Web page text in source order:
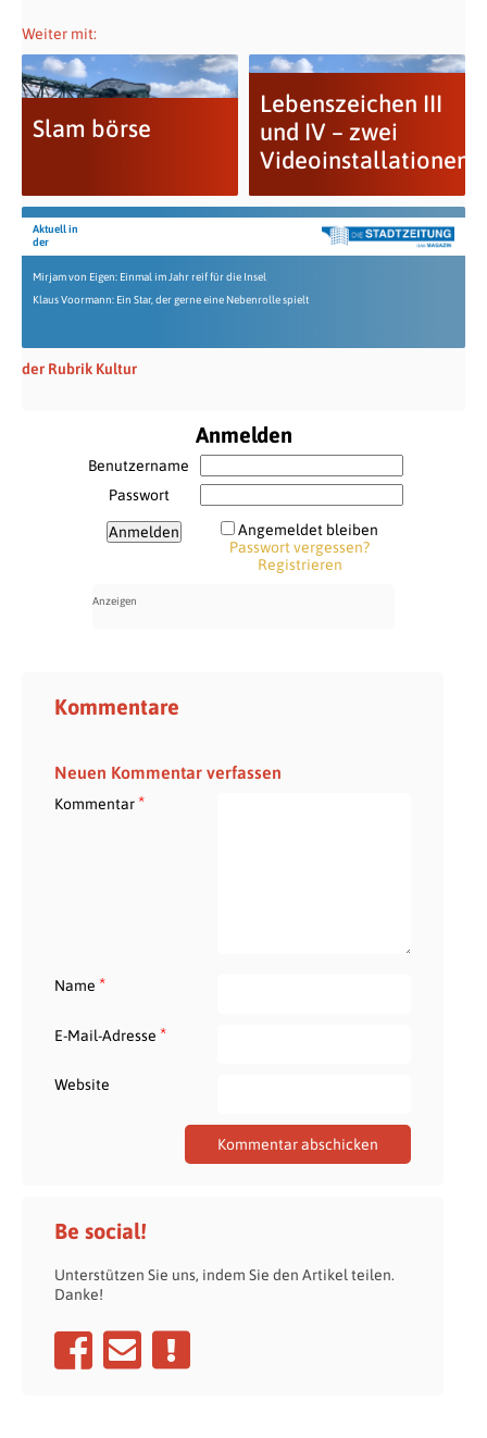
Weiter mit:
Slam börse
Lebenszeichen III
und IV – zwei
Videoinstallationen
Aktuell in
der
Mirjam von Eigen: Einmal im Jahr reif für die Insel
Klaus Voormann: Ein Star, der gerne eine Nebenrolle spielt
der Rubrik Kultur
Anmelden
Benutzername
Passwort
Angemeldet bleiben
Passwort vergessen?
Registrieren
Kommentare
Neuen Kommentar verfassen
Kommentar*
Name *
E-Mail-Adresse *
Website
Be social!
Unterstützen Sie uns, indem Sie den Artikel teilen.
Danke!